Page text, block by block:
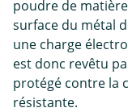
poudre de
surface du métal
une charge
est donc revêtu
protégé contre la
résistante.